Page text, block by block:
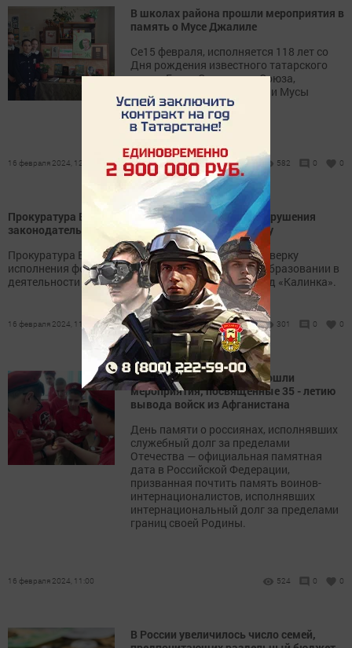
В школах района прошли мероприятия в
память о Мусе Джалиле
Се15 февраля, исполняется 118 лет со
Дня рождения известного татарского
поэта, Героя Советского Союза,
лауреата Ленинской премии Мусы
Джалиля.
16 февраля 2024, 12:00 582 0 0
Прокуратура Высокогорского района выявила нарушения
законодательства об образовании в детском саду
Прокуратура Высокогорского района провела проверку
исполнения федерального законодательства об образовании в
деятельности МБДОУ «Высокогорский детский сад «Калинка».
16 февраля 2024, 11:10 301 0 0
Во всех школах района прошли
мероприятия, посвященные 35 - летию
вывода войск из Афганистана
День памяти о россиянах, исполнявших
служебный долг за пределами
Отечества — официальная памятная
дата в Российской Федерации,
призванная почтить память воинов-
интернационалистов, исполнявших
интернациональный долг за пределами
границ своей Родины.
16 февраля 2024, 11:00 524 0 0
В России увеличилось число семей,